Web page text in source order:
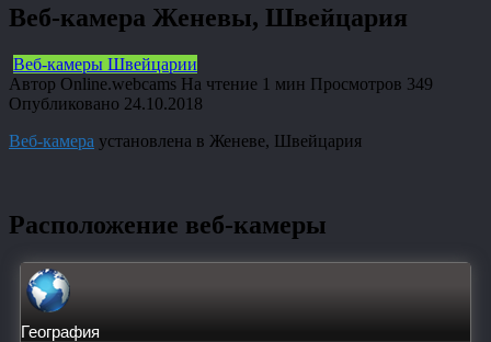
Веб-камера Женевы, Швейцария
Веб-камеры Швейцарии
Автор Online.webcams На чтение 1 мин Просмотров 349
Опубликовано 24.10.2018
Веб-камера установлена в Женеве, Швейцария
Расположение веб-камеры
География